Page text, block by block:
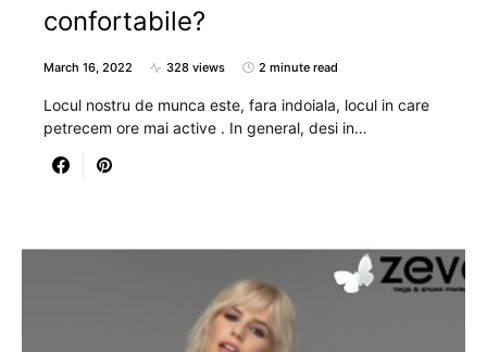
confortabile?
March 16, 2022 328 views 2 minute read
Locul nostru de munca este, fara indoiala, locul in care
petrecem ore mai active . In general, desi in…